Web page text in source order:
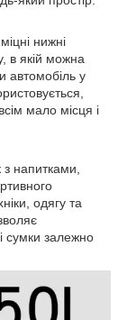
нижні
в якій можна
автомобіль у
мало місця і
з напитками,
одягу та
сумки залежно